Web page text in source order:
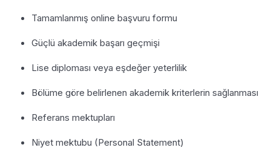
Tamamlanmış online başvuru formu
Güçlü akademik başarı geçmişi
Lise diploması veya eşdeğer yeterlilik
Bölüme göre belirlenen akademik kriterlerin sağlanması
Referans mektupları
Niyet mektubu (Personal Statement)